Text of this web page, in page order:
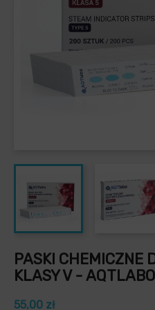
PASKI CHEMICZNE
KLASY V -
55,00 zł